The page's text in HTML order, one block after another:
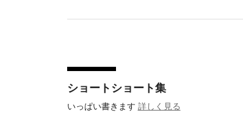
ショートショート集
いっぱい書きます 詳しく見る